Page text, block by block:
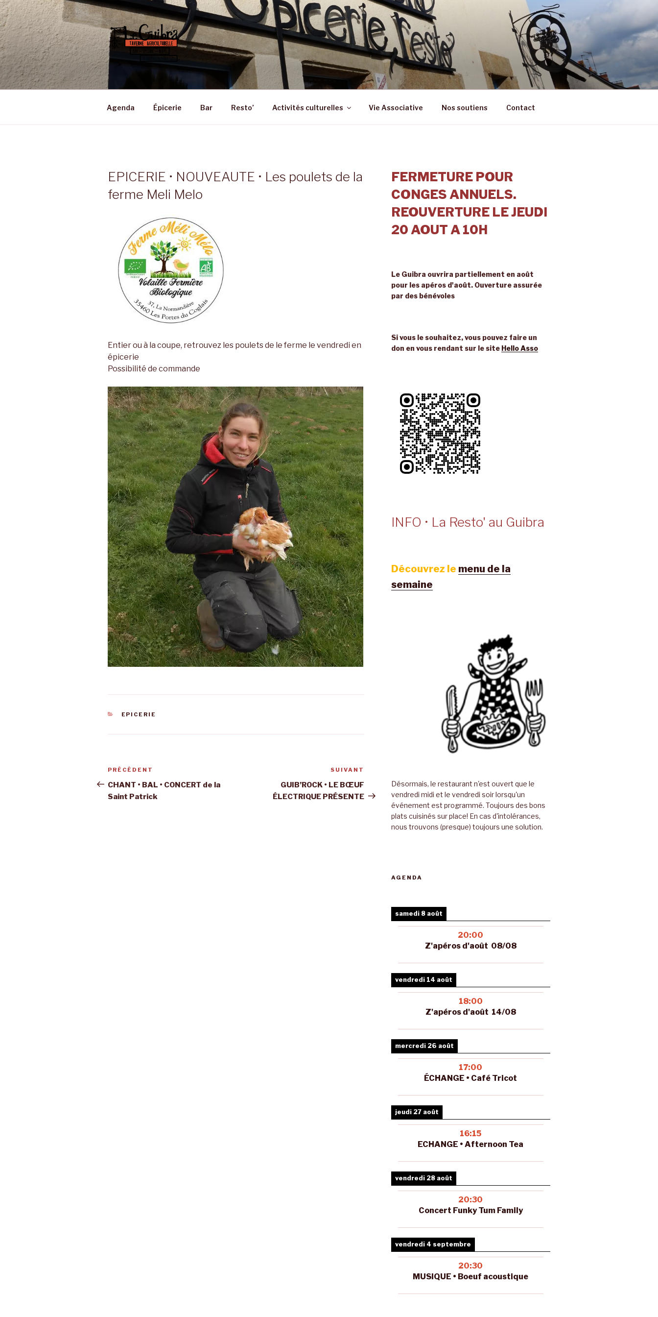
Aller
au
contenu
principal
LE GUIBRA – ST SULPICE LA FORÊT
Taverne Agriculturelle • Bar – Epicerie – Resto
Agenda Épicerie Bar Resto’ Activités culturelles Vie Associative Nos soutiens Contact
EPICERIE • NOUVEAUTE • Les poulets de la
ferme Meli Melo
Entier ou à la coupe, retrouvez les poulets de le ferme le vendredi en
épicerie
Possibilité de commande
CATÉGORIES
EPICERIE
Navigation
de
l’article
Article
précédent
PRÉCÉDENT
CHANT • BAL • CONCERT de la
Saint Patrick
suivant
SUIVANT
GUIB’ROCK • LE BŒUF
ÉLECTRIQUE PRÉSENTE
FERMETURE POUR
CONGES ANNUELS.
REOUVERTURE LE JEUDI
20 AOUT A 10H
Le Guibra ouvrira partiellement en août
pour les apéros d'août. Ouverture assurée
par des bénévoles
Si vous le souhaitez, vous pouvez faire un
don en vous rendant sur le site Hello Asso
INFO • La Resto' au Guibra
Découvrez le menu de la
semaine
Désormais, le restaurant n'est ouvert que le
vendredi midi et le vendredi soir lorsqu'un
événement est programmé. Toujours des bons
plats cuisinés sur place! En cas d'intolérances,
nous trouvons (presque) toujours une solution.
AGENDA
samedi 8 août
20:00
Z'apéros d'août 08/08
vendredi 14 août
18:00
Z'apéros d'août 14/08
mercredi 26 août
17:00
ÉCHANGE • Café Tricot
jeudi 27 août
16:15
ECHANGE • Afternoon Tea
vendredi 28 août
20:30
Concert Funky Tum Family
vendredi 4 septembre
20:30
MUSIQUE • Boeuf acoustique